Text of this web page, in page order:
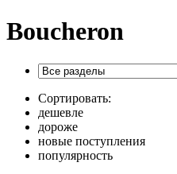
Boucheron
Сортировать:
дешевле
дороже
новые поступления
популярность